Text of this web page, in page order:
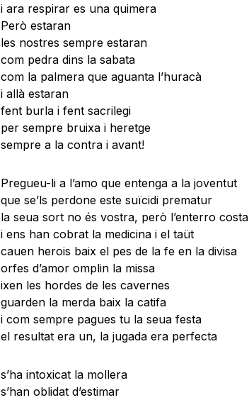
i ara respirar es una quimera
Però estaran
les nostres sempre estaran
com pedra dins la sabata
com la palmera que aguanta l’huracà
i allà estaran
fent burla i fent sacrilegi
per sempre bruixa i heretge
sempre a la contra i avant!
Pregueu-li a l’amo que entenga a la joventut
que se’ls perdone este suïcidi prematur
la seua sort no és vostra, però l’enterro costa
i ens han cobrat la medicina i el taüt
cauen herois baix el pes de la fe en la divisa
orfes d’amor omplin la missa
ixen les hordes de les cavernes
guarden la merda baix la catifa
i com sempre pagues tu la seua festa
el resultat era un, la jugada era perfecta
s’ha intoxicat la mollera
s’han oblidat d’estimar